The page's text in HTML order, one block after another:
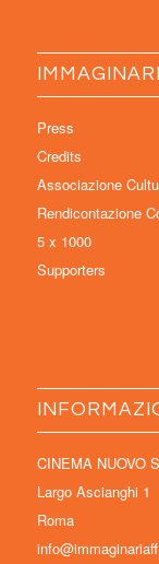
Press
Credits
Associazione
Rendicontazione
5 x 1000
Supporters
CINEMA NUOVO
Largo Ascianghi 1
Roma